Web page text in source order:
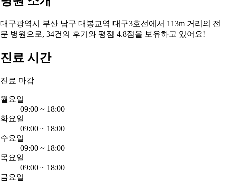
대구광역시 부산 남구 대봉교역 대구3호선에서 113m 거리의 전
문 병원으로, 34건의 후기와 평점 4.8점을 보유하고 있어요!
진료 시간
진료 마감
월요일
09:00 ~ 18:00
화요일
09:00 ~ 18:00
수요일
09:00 ~ 18:00
목요일
09:00 ~ 18:00
금요일